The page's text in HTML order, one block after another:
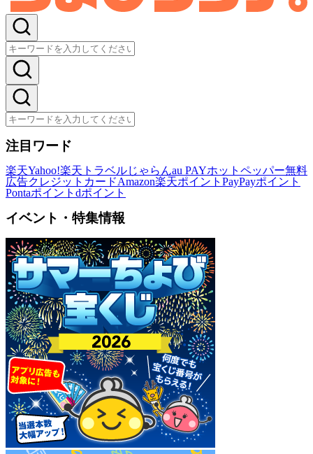
注目ワード
楽天Yahoo!楽天トラベルじゃらんau PAYホットペッパー無料
広告クレジットカードAmazon楽天ポイント PayPayポイント
Pontaポイント dポイント
イベント・特集情報